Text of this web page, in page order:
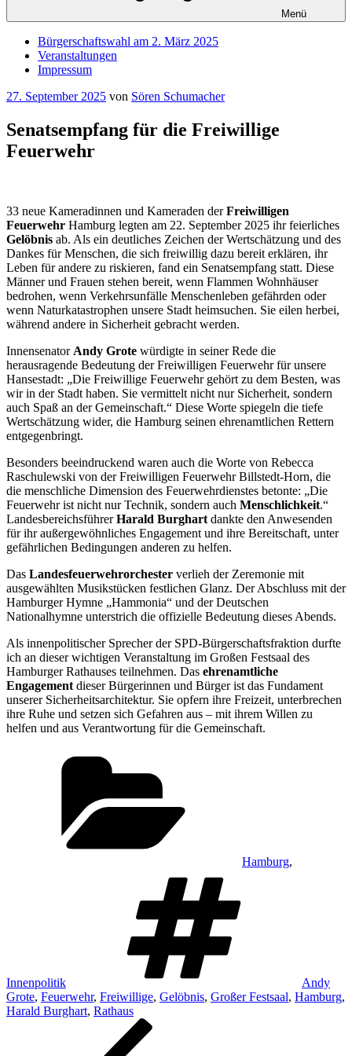
Menü
Bürgerschaftswahl am 2. März 2025
Veranstaltungen
Impressum
Veröffentlicht
27. September 2025 von Sören Schumacher
Senatsempfang für die Freiwillige
Feuerwehr
33 neue Kameradinnen und Kameraden derFreiwilligen
Feuerwehr Hamburg legten am 22. September 2025 ihr feierliches
Gelöbnis ab. Als ein deutliches Zeichen der Wertschätzung und des
Dankes für Menschen, die sich freiwillig dazu bereit erklären, ihr
Leben für andere zu riskieren, fand ein Senatsempfang statt. Diese
Männer und Frauen stehen bereit, wenn Flammen Wohnhäuser
bedrohen, wenn Verkehrsunfälle Menschenleben gefährden oder
wenn Naturkatastrophen unsere Stadt heimsuchen. Sie eilen herbei,
während andere in Sicherheit gebracht werden.
Innensenator Andy Grote würdigte in seiner Rede die
herausragende Bedeutung der Freiwilligen Feuerwehr für unsere
Hansestadt: „Die Freiwillige Feuerwehr gehört zu dem Besten, was
wir in der Stadt haben. Sie vermittelt nicht nur Sicherheit, sondern
auch Spaß an der Gemeinschaft.“ Diese Worte spiegeln die tiefe
Wertschätzung wider, die Hamburg seinen ehrenamtlichen Rettern
entgegenbringt.
Besonders beeindruckend waren auch die Worte von Rebecca
Raschulewski von der Freiwilligen Feuerwehr Billstedt-Horn, die
die menschliche Dimension des Feuerwehrdienstes betonte: „Die
Feuerwehr ist nicht nur Technik, sondern auch Menschlichkeit.“
LandesbereichsführerHarald Burghart dankte den Anwesenden
für ihr außergewöhnliches Engagement und ihre Bereitschaft, unter
gefährlichen Bedingungen anderen zu helfen.
Das Landesfeuerwehrorchester verlieh der Zeremonie mit
ausgewählten Musikstücken festlichen Glanz. Der Abschluss mit der
Hamburger Hymne „Hammonia“ und der Deutschen
Nationalhymne unterstrich die offizielle Bedeutung dieses Abends.
Als innenpolitischer Sprecher der SPD-Bürgerschaftsfraktion durfte
ich an dieser wichtigen Veranstaltung im Großen Festsaal des
Hamburger Rathauses teilnehmen. Das ehrenamtliche
Engagement dieser Bürgerinnen und Bürger ist das Fundament
unserer Sicherheitsarchitektur. Sie opfern ihre Freizeit, unterbrechen
ihre Ruhe und setzen sich Gefahren aus – mit ihrem Willen zu
helfen und aus Verantwortung für die Gemeinschaft.
Hamburg,
Innenpolitik
Andy
Grote, Feuerwehr, Freiwillige, Gelöbnis, Großer Festsaal, Hamburg,
Harald Burghart, Rathaus
Beitragsnavigation